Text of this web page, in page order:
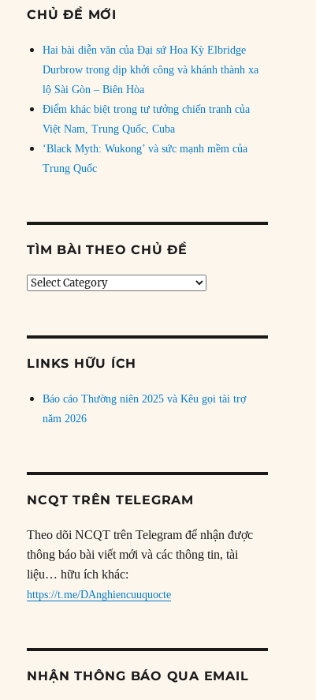
CHỦ ĐỀ MỚI
Hai bài diễn văn của Đại sứ Hoa Kỳ Elbridge
Durbrow trong dịp khởi công và khánh thành xa
lộ Sài Gòn – Biên Hòa
Điểm khác biệt trong tư tưởng chiến tranh của
Việt Nam, Trung Quốc, Cuba
‘Black Myth: Wukong’ và sức mạnh mềm của
Trung Quốc
TÌM BÀI THEO CHỦ ĐỀ
Tìm
LINKS HỮU ÍCH
Báo cáo Thường niên 2025 và Kêu gọi tài trợ
năm 2026
NCQT TRÊN TELEGRAM
Theo dõi NCQT trên Telegram để nhận được
thông báo bài viết mới và các thông tin, tài
liệu… hữu ích khác:
https://t.me/DAnghiencuuquocte
NHẬN THÔNG BÁO QUA EMAIL